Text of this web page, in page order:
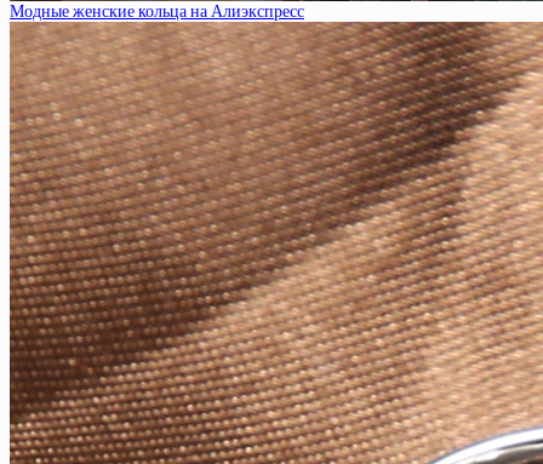
Модные женские кольца на Алиэкспресс